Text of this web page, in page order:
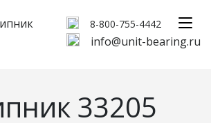
8-800-755-4442
info@unit-bearing.ru
33205